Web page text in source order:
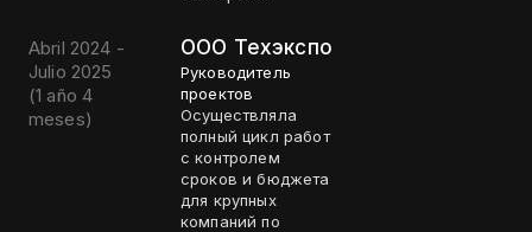
Abril 2024 -
Julio 2025
(1 año 4
meses)
ООО Техэкспо
Руководитель
проектов
Осуществляла
полный цикл работ
с контролем
сроков и бюджета
для крупных
компаний по